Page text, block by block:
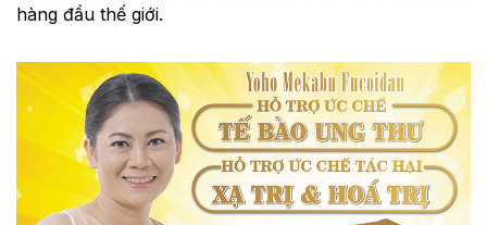
hàng đầu thế giới.